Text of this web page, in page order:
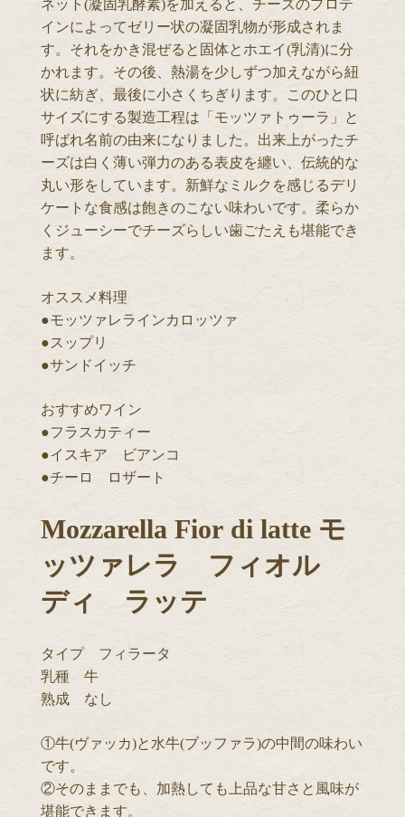
ネット(凝固乳酵素)を加えると、チーズのプロテ
インによってゼリー状の凝固乳物が形成されま
す。それをかき混ぜると固体とホエイ(乳清)に分
かれます。その後、熱湯を少しずつ加えながら紐
状に紡ぎ、最後に小さくちぎります。このひと口
サイズにする製造工程は「モッツァトゥーラ」と
呼ばれ名前の由来になりました。出来上がったチ
ーズは白く薄い弾力のある表皮を纏い、伝統的な
丸い形をしています。新鮮なミルクを感じるデリ
ケートな食感は飽きのこない味わいです。柔らか
くジューシーでチーズらしい歯ごたえも堪能でき
ます。
オススメ料理
●モッツァレラインカロッツァ
●スップリ
●サンドイッチ
おすすめワイン
●フラスカティー
●イスキア ビアンコ
●チーロ ロザート
Mozzarella Fior di latte モ
ッツァレラ フィオル
ディ ラッテ
タイプ フィラータ
乳種 牛
熟成 なし
①牛(ヴァッカ)と水牛(ブッファラ)の中間の味わい
です。
②そのままでも、加熱しても上品な甘さと風味が
堪能できます。